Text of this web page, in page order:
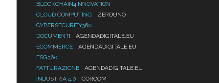
BLOCKCHAIN4INNOVATION
CLOUD COMPUTING
ZEROUNO
CYBERSECURITY360
DOCUMENTI
AGENDADIGITALE.EU
ECOMMERCE
AGENDADIGITALE.EU
ESG360
FATTURAZIONE
AGENDADIGITALE.EU
INDUSTRIA 4.0
CORCOM